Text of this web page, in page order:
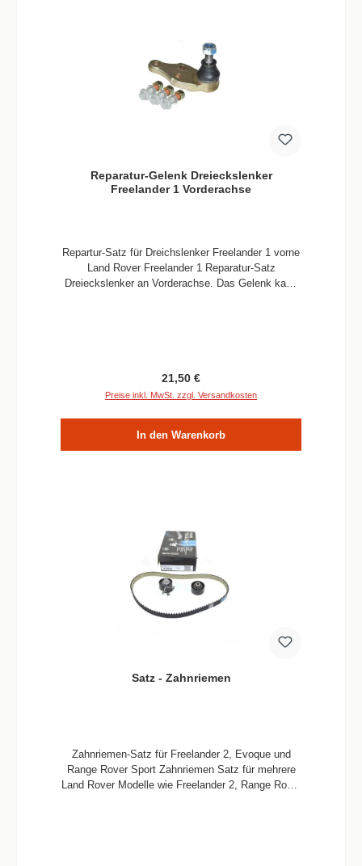
Reparatur-Gelenk Dreieckslenker
Freelander 1 Vorderachse
Repartur-Satz für Dreichslenker Freelander 1 vorne
Land Rover Freelander 1 Reparatur-Satz
Dreieckslenker an Vorderachse. Das Gelenk kann
Regulärer Preis:
21,50 €
Preise inkl. MwSt. zzgl. Versandkosten
In den Warenkorb
Satz - Zahnriemen
Zahnriemen-Satz für Freelander 2, Evoque und
Range Rover Sport Zahnriemen Satz für mehrere
Land Rover Modelle wie Freelander 2, Range Rover